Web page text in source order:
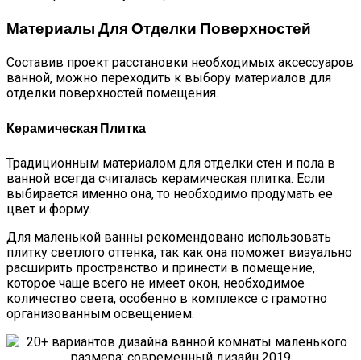
Материалы Для Отделки Поверхностей
Составив проект расстановки необходимых аксессуаров
ванной, можно переходить к выбору материалов для
отделки поверхностей помещения.
Керамическая Плитка
Традиционным материалом для отделки стен и пола в
ванной всегда считалась керамическая плитка. Если
выбирается именно она, то необходимо продумать ее
цвет и форму.
Для маленькой ванны рекомендовано использовать
плитку светлого оттенка, так как она поможет визуально
расширить пространство и принести в помещение,
которое чаще всего не имеет окон, необходимое
количество света, особенно в комплексе с грамотно
организованным освещением.